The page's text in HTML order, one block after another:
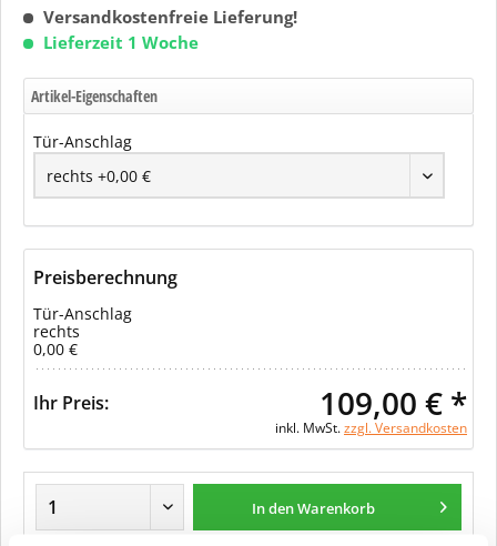
Versandkostenfreie Lieferung!
Lieferzeit 1 Woche
Artikel-Eigenschaften
Tür-Anschlag
Preisberechnung
Tür-Anschlag
rechts
0,00 €
Ihr Preis: 109,00 € *
inkl. MwSt.zzgl. Versandkosten
In den Warenkorb